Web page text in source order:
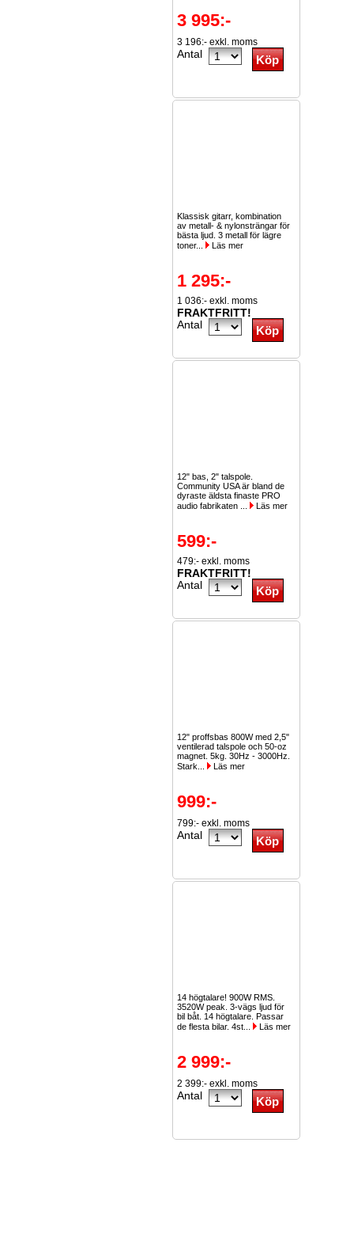
3 995:-
3 196:- exkl. moms
Antal
Klassisk gitarr, kombination
av metall- & nylonsträngar för
bästa ljud. 3 metall för lägre
toner...
Läs mer
1 295:-
1 036:- exkl. moms
FRAKTFRITT!
Antal
12" bas, 2" talspole.
Community USA är bland de
dyraste äldsta finaste PRO
audio fabrikaten ...
Läs mer
599:-
479:- exkl. moms
FRAKTFRITT!
Antal
12" proffsbas 800W med 2,5"
ventilerad talspole och 50-oz
magnet. 5kg. 30Hz - 3000Hz.
Stark...
Läs mer
999:-
799:- exkl. moms
Antal
14 högtalare! 900W RMS.
3520W peak. 3-vägs ljud för
bil båt. 14 högtalare. Passar
de flesta bilar. 4st...
Läs mer
2 999:-
2 399:- exkl. moms
Antal